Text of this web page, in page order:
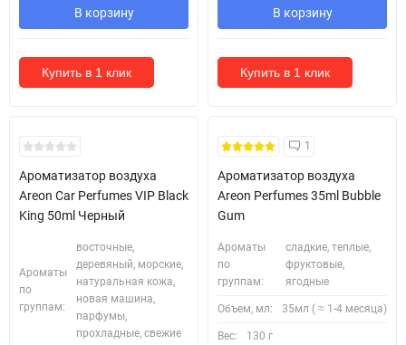
В корзину
Купить в 1 клик
В корзину
Купить в 1 клик
Ароматизатор воздуха
Areon Car Perfumes VIP Black
King 50ml Черный
Ароматы
по
группам:
восточные,
деревяный, морские,
натуральная кожа,
новая машина,
парфумы,
прохладные, свежие
1
Ароматизатор воздуха
Areon Perfumes 35ml Bubble
Gum
Ароматы
по
группам:
сладкие, теплые,
фруктовые,
ягодные
Объем, мл: 35мл ( ≈ 1-4 месяца)
Вес: 130 г